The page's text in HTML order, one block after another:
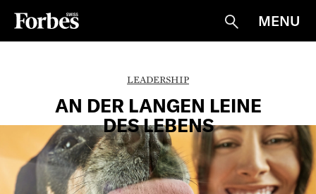
Suche
MENU
LEADERSHIP
AN DER LANGEN LEINE
DES LEBENS